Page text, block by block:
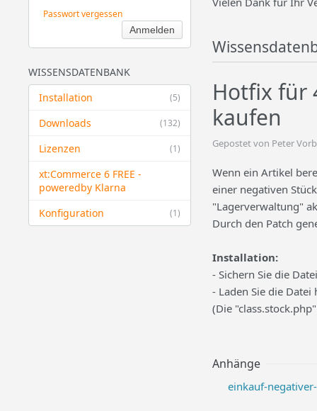
Passwort vergessen
WISSENSDATENBANK
(5)
Installation
(132)
Downloads
(1)
Lizenzen
xt:Commerce 6 FREE -
powered​by Klarna
(1)
Konfiguration
Hotfix für
kaufen
Gepostet von Peter
Wenn ein Artikel
einer negativen
"Lagerverwaltung"
Durch den Patch
Installation:
- Sichern Sie die
- Laden Sie die
(Die
Anhänge
einkauf-